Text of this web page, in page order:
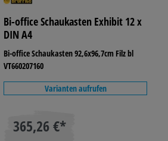
Bi-office Schaukasten Exhibit 12 x
DIN A4
Bi-office Schaukasten 92,6x96,7cm Filz bl
VT660207160
Varianten aufrufen
365,26 €*